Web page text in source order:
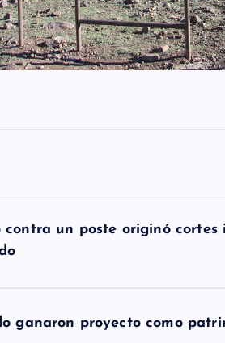
contra un poste originó
ganaron proyecto como